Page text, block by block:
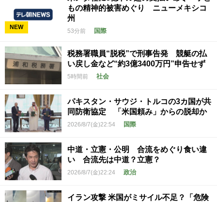
NEW
もの精神的被害めぐり ニューメキシコ
州
53分前 国際
税務署職員“脱税”で刑事告発 競艇の払
い戻し金など“約3億3400万円”申告せず
5時間前 社会
パキスタン・サウジ・トルコの3カ国が共
同防衛協定 「米国頼み」からの脱却か
2026/8/7(金)22:54 国際
中道・立憲・公明 合流をめぐり食い違
い 合流先は中道？立憲？
2026/8/7(金)22:24 政治
イラン攻撃 米国がミサイル不足？「危険